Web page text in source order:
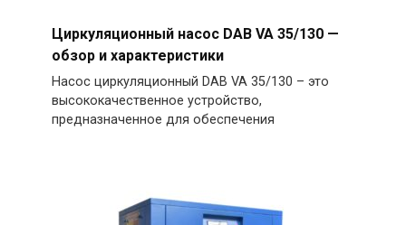
Циркуляционный насос DAB VA 35/130 —
обзор и характеристики
Насос циркуляционный DAB VA 35/130 – это
высококачественное устройство,
предназначенное для обеспечения